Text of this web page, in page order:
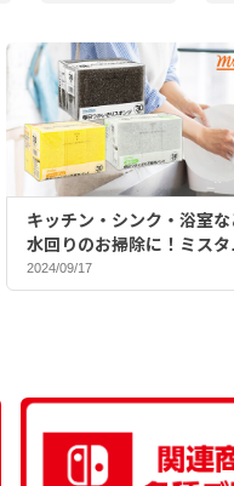
キッチン・シンク・浴室な
水回りのお掃除に！ミスタ
マックスバイヤーおすすめ
ポンジ♪
2024/09/17